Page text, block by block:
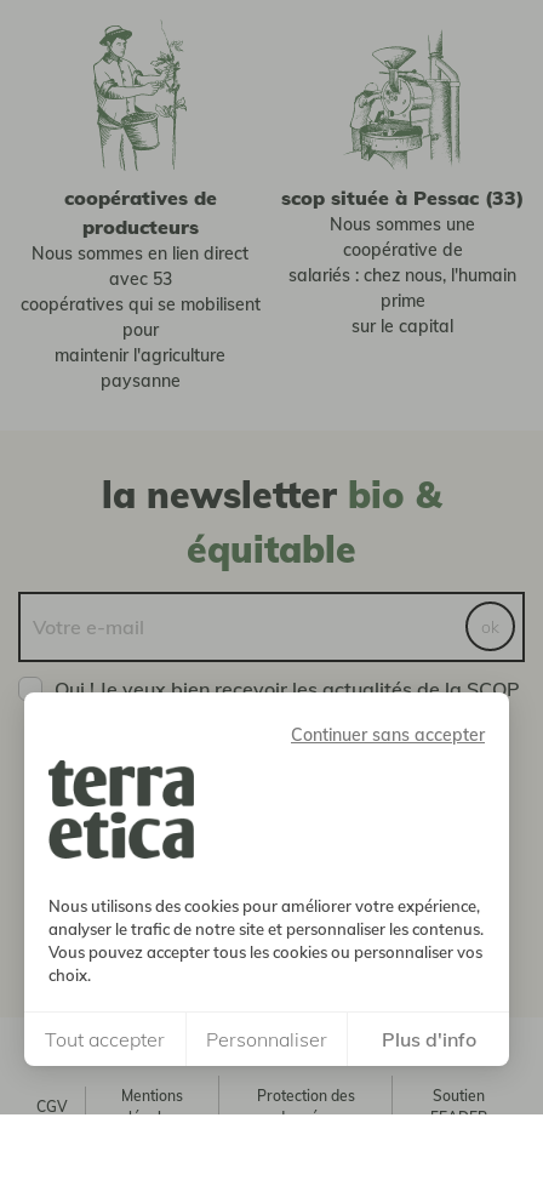
Continuer sans accepter
Nous utilisons des cookies pour améliorer votre expérience,
analyser le trafic de notre site et personnaliser les contenus.
Vous pouvez accepter tous les cookies ou personnaliser vos
choix.
Tout accepter Personnaliser Plus d'info
coopératives de
producteurs
Nous sommes en lien direct
avec 53
coopératives qui se mobilisent
pour
maintenir l'agriculture
paysanne
scop située à Pessac (33)
Nous sommes une
coopérative de
salariés : chez nous, l'humain
prime
sur le capital
la newsletter bio &
équitable
Oui ! Je veux bien recevoir les actualités de la SCOP
Vous pouvez vous désinscrire à tout moment en nous
envoyant un message via la page Contact
ok
notre histoire
© 2026, Terra Etica. Tous droits réservés
CGV
Mentions
légales
Protection des
données
Soutien
FEADER